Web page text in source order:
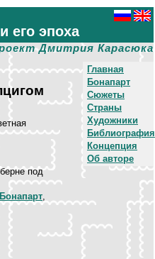
его эпоха
Дмитрия Карасюка
Главная
Бонапарт
Сюжеты
Страны
Художники
Библиография
Концепция
Об авторе
под
,